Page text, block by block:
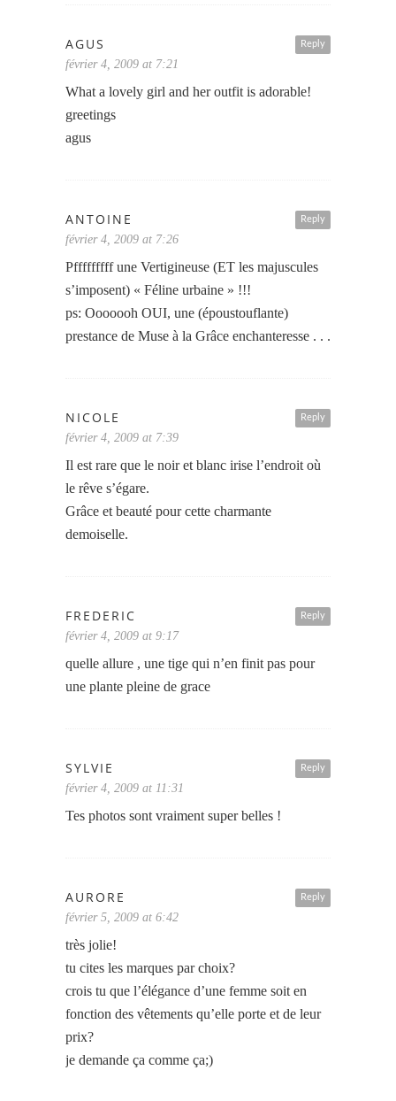
Reply
AGUS
février 4, 2009 at 7:21
What a lovely girl and her outfit is adorable!
greetings
agus
Reply
ANTOINE
février 4, 2009 at 7:26
Pfffffffff une Vertigineuse (ET les majuscules
s’imposent) « Féline urbaine » !!!
ps: Ooooooh OUI, une (époustouflante)
prestance de Muse à la Grâce enchanteresse . . .
Reply
NICOLE
février 4, 2009 at 7:39
Il est rare que le noir et blanc irise l’endroit où
le rêve s’égare.
Grâce et beauté pour cette charmante
demoiselle.
Reply
FREDERIC
février 4, 2009 at 9:17
quelle allure , une tige qui n’en finit pas pour
une plante pleine de grace
Reply
SYLVIE
février 4, 2009 at 11:31
Tes photos sont vraiment super belles !
Reply
AURORE
février 5, 2009 at 6:42
très jolie!
tu cites les marques par choix?
crois tu que l’élégance d’une femme soit en
fonction des vêtements qu’elle porte et de leur
prix?
je demande ça comme ça;)